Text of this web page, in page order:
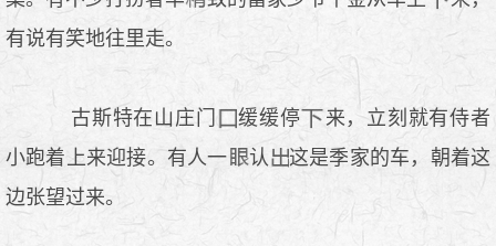
有说有笑地往里走。
古斯特在山庄门 缓缓停
来，立刻就有侍者
小跑着上来迎接。有人一
认
这是季家的车，朝着这
边张望过来。